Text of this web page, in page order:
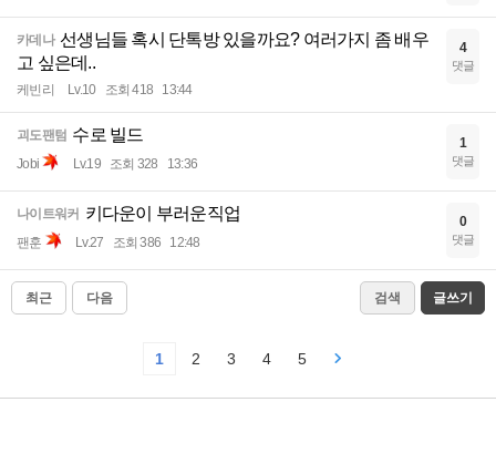
카데나 선생님들 혹시 단톡방 있을까요? 여러가지 좀 배우
고 싶은데..
케빈리 Lv.10 조회 418 13:44
4
댓글
괴도팬텀 수로 빌드
Jobi Lv.19 조회 328 13:36
1
댓글
나이트워커 키다운이 부러운직업
팬훈 Lv.27 조회 386 12:48
0
댓글
최근 다음 검색 글쓰기
1 2 3 4 5